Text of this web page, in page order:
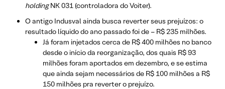
holdingNK 031 (controladora do Voiter).
O antigo Indusval ainda busca reverter seus prejuízos: o
resultado líquido do ano passado foi de – R$ 235 milhões.
Já foram injetados cerca de R$ 400 milhões no banco
desde o início da reorganização, dos quais R$ 93
milhões foram aportados em dezembro, e se estima
que ainda sejam necessários de R$ 100 milhões a R$
150 milhões pra reverter o prejuízo.